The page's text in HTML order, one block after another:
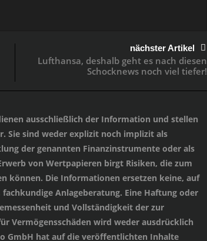
nächster Artikel
Lufthansa, deshalb geht es nach diesen
Schocknews noch viel tiefer!
ausschließlich der Information und stellen
Sie sind weder explizit noch implizit als
der genannten Finanzinstrumente oder als
von Wertpapieren birgt Risiken, die zum
können. Die Informationen ersetzen keine, auf
Anlageberatung. Eine Haftung oder
und Vollständigkeit der zur
Vermögensschäden wird weder ausdrücklich
GmbH hat auf die veröffentlichten Inhalte